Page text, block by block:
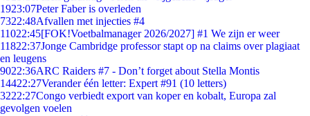
1923:07Peter Faber is overleden
7322:48Afvallen met injecties #4
11022:45[FOK!Voetbalmanager 2026/2027] #1 We zijn er weer
11822:37Jonge Cambridge professor stapt op na claims over plagiaat
en leugens
9022:36ARC Raiders #7 - Don’t forget about Stella Montis
14422:27Verander één letter: Expert #91 (10 letters)
3222:27Congo verbiedt export van koper en kobalt, Europa zal
gevolgen voelen